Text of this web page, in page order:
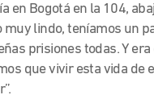
en Bogotá en la 104,
muy lindo, teníamos un
prisiones todas. Y
que vivir esta vida de